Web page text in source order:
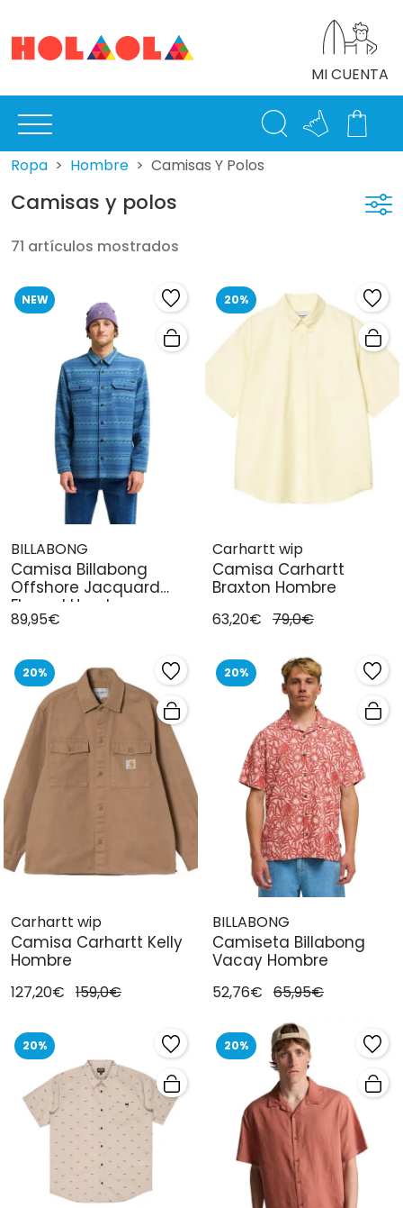
MI CUENTA
Ropa Hombre Camisas Y Polos
Camisas y polos
71 artículos mostrados
NEW
BILLABONG
Camisa Billabong
Offshore Jacquard
Flannel Hombre
89,95€
20%
Carhartt wip
Camisa Carhartt
Braxton Hombre
63,20€ 79,0€
20%
Carhartt wip
Camisa Carhartt Kelly
Hombre
127,20€ 159,0€
20%
BILLABONG
Camiseta Billabong
Vacay Hombre
52,76€ 65,95€
20% 20%